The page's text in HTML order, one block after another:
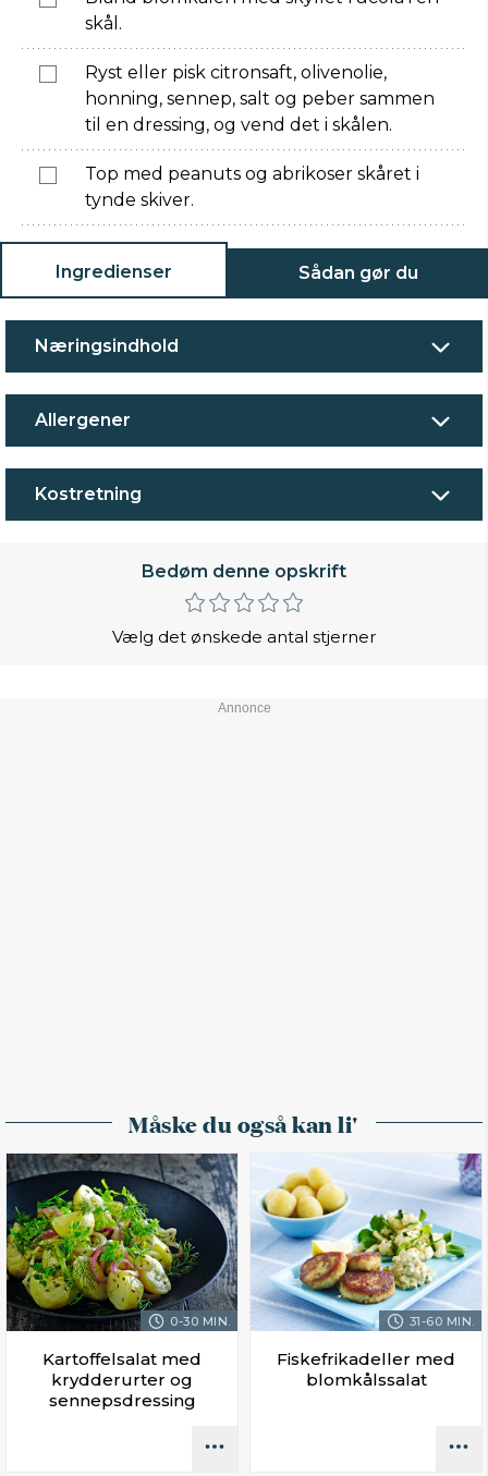
skål.
Ryst eller pisk citronsaft, olivenolie,
honning, sennep, salt og peber sammen
til en dressing, og vend det i skålen.
Top med peanuts og abrikoser skåret i
tynde skiver.
Ingredienser Sådan gør du
Næringsindhold
Allergener
Kostretning
Bedøm denne opskrift
Vælg det ønskede antal stjerner
Måske du også kan li'
0-30 MIN.
Kartoffelsalat med
krydderurter og
sennepsdressing
31-60 MIN.
Fiskefrikadeller med
blomkålssalat